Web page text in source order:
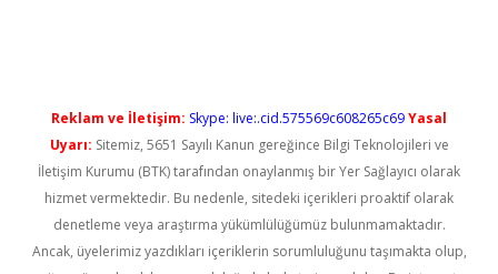
Reklam ve İletişim: Skype: live:.cid.575569c608265c69Yasal
Uyarı: Sitemiz, 5651 Sayılı Kanun gereğince Bilgi Teknolojileri ve
İletişim Kurumu (BTK) tarafından onaylanmış bir Yer Sağlayıcı olarak
hizmet vermektedir. Bu nedenle, sitedeki içerikleri proaktif olarak
denetleme veya araştırma yükümlülüğümüz bulunmamaktadır.
Ancak, üyelerimiz yazdıkları içeriklerin sorumluluğunu taşımakta olup,